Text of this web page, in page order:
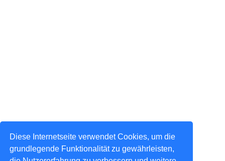
Diese Internetseite verwendet Cookies, um die
grundlegende Funktionalität zu gewährleisten,